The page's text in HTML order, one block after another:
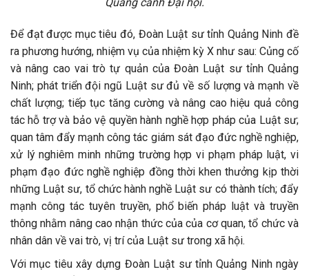
Để đạt được mục tiêu đó, Đoàn Luật sư tỉnh Quảng Ninh đề
ra phương hướng, nhiệm vụ của nhiệm kỳ X như sau: Củng cố
và nâng cao vai trò tự quản của Đoàn Luật sư tỉnh Quảng
Ninh; phát triển đội ngũ Luật sư đủ về số lượng và mạnh về
chất lượng; tiếp tục tăng cường và nâng cao hiệu quả công
tác hỗ trợ và bảo vệ quyền hành nghề hợp pháp của Luật sư;
quan tâm đẩy mạnh công tác giám sát đạo đức nghề nghiệp,
xử lý nghiêm minh những trường hợp vi phạm pháp luật, vi
phạm đạo đức nghề nghiệp đồng thời khen thưởng kịp thời
những Luật sư, tổ chức hành nghề Luật sư có thành tích; đẩy
mạnh công tác tuyên truyền, phổ biến pháp luật và truyền
thông nhằm nâng cao nhận thức của của cơ quan, tổ chức và
nhân dân về vai trò, vị trí của Luật sư trong xã hội.
Với mục tiêu xây dựng Đoàn Luật sư tỉnh Quảng Ninh ngày